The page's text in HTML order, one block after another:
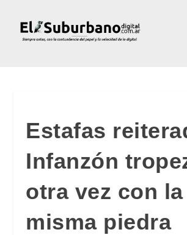
Estafas
Infanzón
otra vez con la
misma piedra